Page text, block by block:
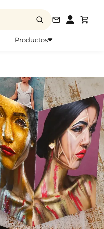
Productos